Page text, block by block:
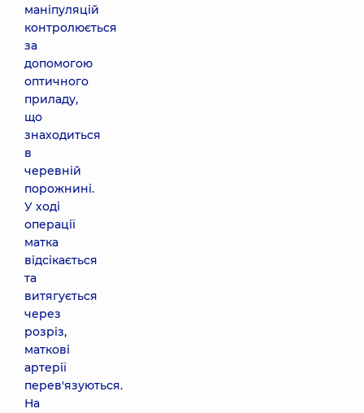
маніпуляцій
контролюється
за
допомогою
оптичного
приладу,
що
знаходиться
в
черевній
порожнині.
У ході
операції
матка
відсікається
та
витягується
через
розріз,
маткові
артерії
перев'язуються.
На